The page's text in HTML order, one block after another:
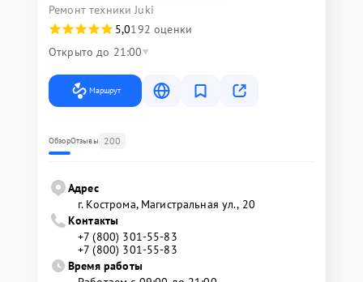
Ремонт техники Juki
5,0192 оценки
Открыто до 21:00
Маршрут
ОбзорОтзывы 200
Адрес
г. Кострома, Магистральная ул., 20
Контакты
+7 (800) 301-55-83
+7 (800) 301-55-83
Время работы